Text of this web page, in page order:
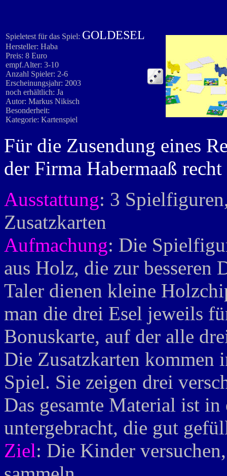
Spieletest für das Spiel: GOLDESEL
Hersteller: Haba
Preis: 8 Euro
empf.Alter: 3-10
Anzahl Spieler: 2-6
Erscheinungsjahr: 2003
noch erhältlich: Ja
Autor: Markus Nikisch
Besonderheit:
Kategorie: Kartenspiel
Für die Zusendung eines
der Firma Habermaaß
Ausstattung: 3
Zusatzkarten
Aufmachung: Die
aus Holz, die zur besseren
Taler dienen kleine
man die drei Esel jeweils
Bonuskarte, auf der alle
Die Zusatzkarten kommen
Spiel. Sie zeigen drei
Das gesamte Material ist
untergebracht, die gut
Ziel: Die Kinder